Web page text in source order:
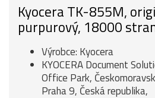
Kyocera TK-855M,
purpurový, 18000
Výrobce: Kyocera
KYOCERA Document
Office Park,
Praha 9, Česká republika,